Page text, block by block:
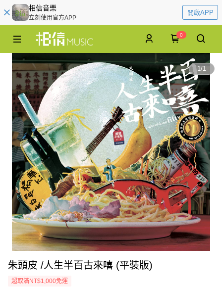
相信音樂
立刻使用官方APP
開啟APP
0
1/1
朱頭皮 /人生半百古來嘻 (平裝版)
超取滿NT$1,000免運